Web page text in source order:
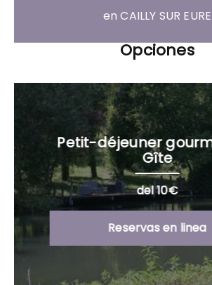
en CAILLY SUR EURE
Opciones
Petit-déjeuner
Gîte
del 10€
Reservas en linea